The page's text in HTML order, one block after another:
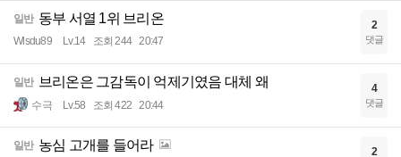
일반 동부 서열 1위 브리온
Wlsdu89 Lv.14 조회 244 20:47
2
댓글
일반 브리온은 그감독이 억제기였음 대체 왜
수극 Lv.58 조회 422 20:44
4
댓글
일반 농심 고개를 들어라 2